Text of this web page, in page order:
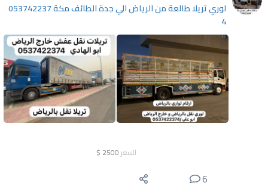
لوري تريلا طالعة من الرياض الي جدة الطائف مكة 053742237
4
السعر 2500
$
6